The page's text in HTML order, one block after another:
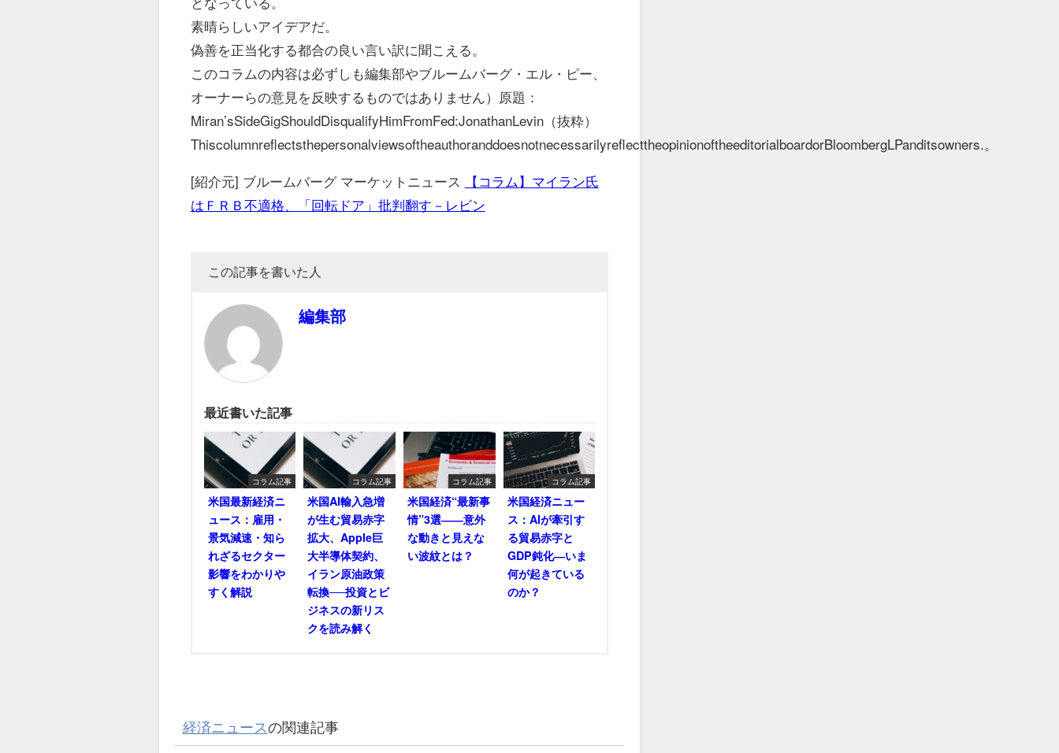
素晴らしいアイデアだ。
偽善を正当化する都合の良い言い訳に聞こえる。
このコラムの内容は必ずしも編集部やブルームバーグ・エル・ピー、
オーナーらの意見を反映するものではありません）原題：
Miran’sSideGigShouldDisqualifyHimFromFed:JonathanLevin（抜粋）
ThiscolumnreflectsthepersonalviewsoftheauthoranddoesnotnecessarilyreflecttheopinionoftheeditorialboardorBloombergLPanditsowners.。
[紹介元] ブルームバーグ マーケットニュース
【コラム】マイラン氏
はＦＲＢ不適格、「回転ドア」批判翻す－レビン
この記事を書いた人
編集部
最近書いた記事
コラム記事
米国最新経済ニ
ュース：雇用・
景気減速・知ら
れざるセクター
影響をわかりや
すく解説
コラム記事
米国AI輸入急増
が生む貿易赤字
拡大、Apple巨
大半導体契約、
イラン原油政策
転換──投資とビ
ジネスの新リス
クを読み解く
コラム記事
米国経済“最新事
情”3選――意外
な動きと見えな
い波紋とは？
コラム記事
米国経済ニュー
ス：AIが牽引す
る貿易赤字と
GDP鈍化―いま
何が起きている
のか？
経済ニュースの関連記事